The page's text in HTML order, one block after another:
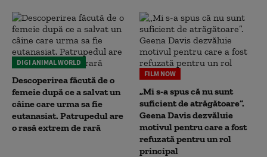
DIGI ANIMAL WORLD
Descoperirea făcută de o
femeie după ce a salvat un
câine care urma sa fie
eutanasiat. Patrupedul are
o rasă extrem de rară
FILM NOW
„Mi s-a spus că nu sunt
suficient de atrăgătoare”.
Geena Davis dezvăluie
motivul pentru care a fost
refuzată pentru un rol
principal